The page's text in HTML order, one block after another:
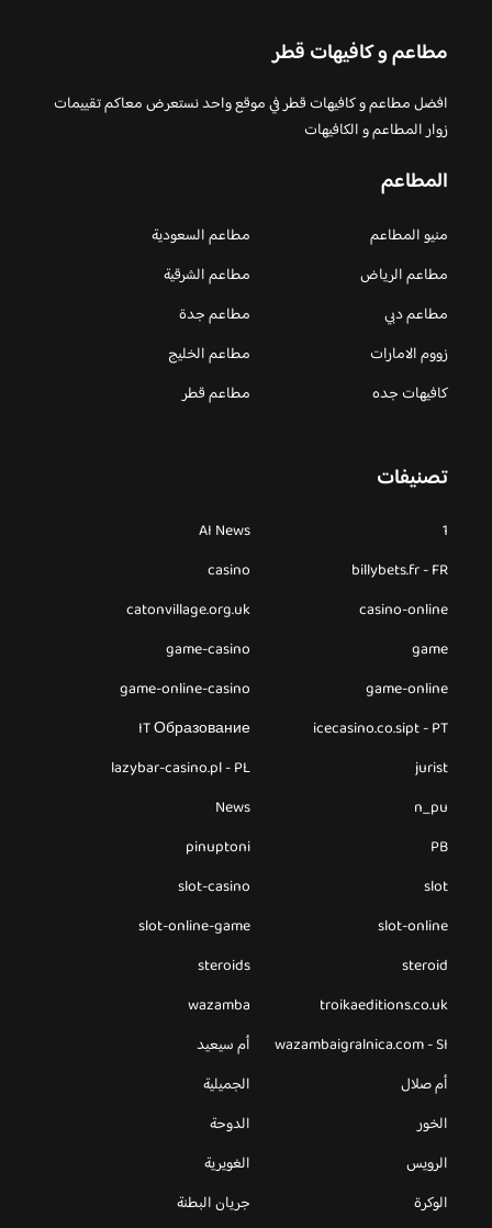
مطاعم و كافيهات قطر
افضل مطاعم و كافيهات قطر في موقع واحد نستعرض معاكم تقييمات
زوار المطاعم و الكافيهات
المطاعم
منيو المطاعم
مطاعم السعودية
مطاعم الرياض
مطاعم الشرقية
مطاعم دبي
مطاعم جدة
زووم الامارات
مطاعم الخليج
كافيهات جده
مطاعم قطر
تصنيفات
1
AI News
billybets.fr - FR
casino
casino-online
catonvillage.org.uk
game
game-casino
game-online
game-online-casino
icecasino.co.sipt - PT
IT Образование
jurist
lazybar-casino.pl - PL
n_pu
News
PB
pinuptoni
slot
slot-casino
slot-online
slot-online-game
steroid
steroids
troikaeditions.co.uk
wazamba
wazambaigralnica.com - SI
أم سيعيد
أم صلال
الجميلية
الخور
الدوحة
الرويس
الغويرية
الوكرة
جريان البطنة